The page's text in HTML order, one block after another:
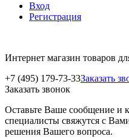
Вход
Регистрация
Интернет магазин товаров
+7 (495) 179-73-33Заказать
Заказать звонок
Оставьте Ваше сообщение и
специалисты свяжутся с
решения Вашего вопроса.